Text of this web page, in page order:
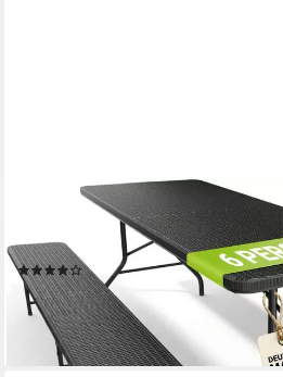
Bierzeltgarnitur Amberg, (3-tlg),
schnell auf und abbaubar
(10)
89,98 € 109,99 €
-18%
lieferbar - in 4-5 Werktagen bei dir